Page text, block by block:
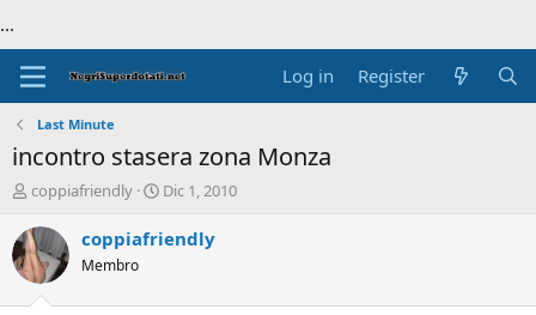
...
Log in Register
Last Minute
incontro stasera zona Monza
T
r
e
a
d
coppiafriendly
S
a
Dic 1, 2010
coppiafriendly
Membro